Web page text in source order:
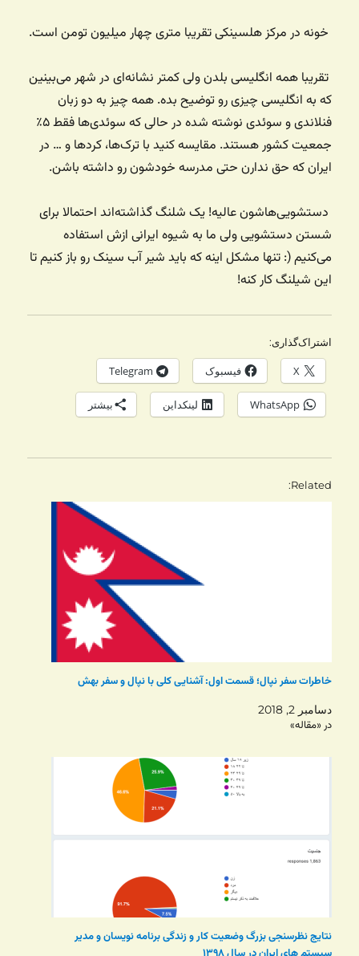
خونه در مرکز هلسینکی تقریبا متری چهار میلیون تومن است.
تقریبا همه انگلیسی بلدن ولی کمتر نشانه‌ای در شهر می‌بینین
که به انگلیسی چیزی رو توضیح بده. همه چیز به دو زبان
فنلاندی و سوئدی نوشته شده در حالی که سوئدی‌ها فقط ۵٪
جمعیت کشور هستند. مقایسه کنید با ترک‌ها، کردها و … در
ایران که حق ندارن حتی مدرسه خودشون رو داشته باشن.
دستشویی‌هاشون عالیه! یک شلنگ گذاشته‌اند احتمالا برای
شستن دستشویی ولی ما به شیوه ایرانی ازش استفاده
می‌کنیم (: تنها مشکل اینه که باید شیر آب سینک رو باز کنیم تا
این شیلنگ کار کنه!
اشتراک‌گذاری:
X فیسبوک Telegram
WhatsApp لینکداین بیشتر
Related
خاطرات سفر نپال؛ قسمت اول: آشنایی کلی با نپال و سفر بهش
دسامبر 2, 2018
در «مقاله»
نتایج نظرسنجی بزرگ وضعیت کار و زندگی برنامه نویسان و مدیر